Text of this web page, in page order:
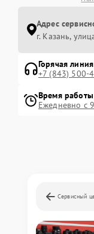
Адрес
г. Казань,
Горячая линия
+7 (843) 500-
Время работы
Ежедневно с
Сервисный